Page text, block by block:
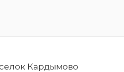
Кардымово